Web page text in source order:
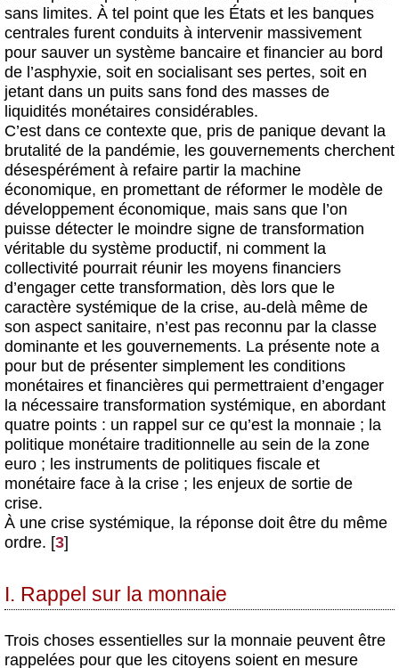
sans limites. À tel point que les États et les banques
centrales furent conduits à intervenir massivement
pour sauver un système bancaire et financier au bord
de l’asphyxie, soit en socialisant ses pertes, soit en
jetant dans un puits sans fond des masses de
liquidités monétaires considérables.
C’est dans ce contexte que, pris de panique devant la
brutalité de la pandémie, les gouvernements cherchent
désespérément à refaire partir la machine
économique, en promettant de réformer le modèle de
développement économique, mais sans que l’on
puisse détecter le moindre signe de transformation
véritable du système productif, ni comment la
collectivité pourrait réunir les moyens financiers
d’engager cette transformation, dès lors que le
caractère systémique de la crise, au-delà même de
son aspect sanitaire, n’est pas reconnu par la classe
dominante et les gouvernements. La présente note a
pour but de présenter simplement les conditions
monétaires et financières qui permettraient d’engager
la nécessaire transformation systémique, en abordant
quatre points : un rappel sur ce qu’est la monnaie ; la
politique monétaire traditionnelle au sein de la zone
euro ; les instruments de politiques fiscale et
monétaire face à la crise ; les enjeux de sortie de
crise.
À une crise systémique, la réponse doit être du même
ordre. [3]
I. Rappel sur la monnaie
Trois choses essentielles sur la monnaie peuvent être
rappelées pour que les citoyens soient en mesure